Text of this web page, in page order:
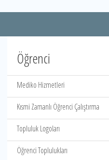
Öğrenci
Mediko Hizmetleri
Kısmi Zamanlı Öğrenci Çalıştırma
Topluluk Logoları
Öğrenci Toplulukları